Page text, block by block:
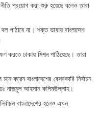
নীতি প্রয়োগ করা শুরু হয়েছে বলেও তারা
দল পাঠাবে না। শক্ত ভাষায় বাংলাদেশ
করতে ঢাকায় মিশন পাঠিয়েছে। তারা
করেন বাংলাদেশের বেসরকারি নির্বাচন
ডঃ নাজমুল আহসান কলিমউল্লাহ।
বাংলাদেশের হলেও এখন